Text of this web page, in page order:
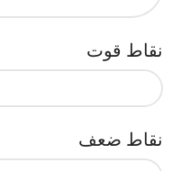
نقاط قوت
نقاط ضعف